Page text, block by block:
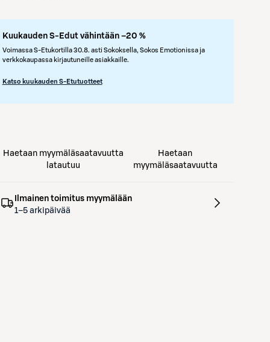
Kuukauden S-Edut vähintään –20 %
Voimassa S-Etukortilla 30.8. asti Sokoksella, Sokos Emotionissa ja
verkkokaupassa kirjautuneille asiakkaille.
Katso kuukauden S-Etutuotteet
Haetaan myymäläsaatavuutta
latautuu
Haetaan
myymäläsaatavuutta
Ilmainen toimitus myymälään
1–5 arkipäivää